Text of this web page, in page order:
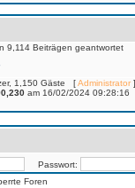
9,114 Beiträgen geantwortet
1,150 Gäste [Administrator
am 16/02/2024 09:28:16
Passwort:
Foren